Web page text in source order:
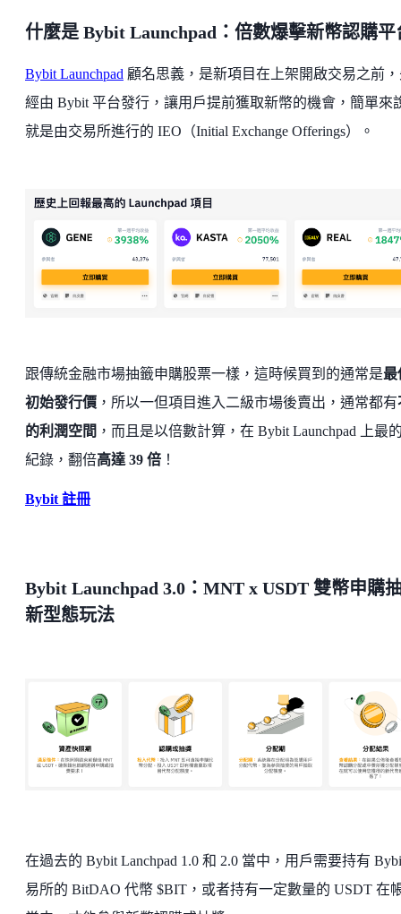
什麼是 Bybit Launchpad：倍數爆擊新幣認購平
Bybit Launchpad 顧名思義，是新項目在上架開啟交易之前
經由 Bybit 平台發行，讓用戶提前獲取新幣的機會，簡單來
就是由交易所進行的 IEO（Initial Exchange Offerings）。
跟傳統金融市場抽籤申購股票一樣，這時候買到的通常是最
初始發行價 ，所以一但項目進入二級市場後賣出，通常都有
的利潤空間 ，而且是以倍數計算，在 Bybit Launchpad 上最
紀錄，翻倍高達 39 倍 ！
Bybit 註冊
Bybit Launchpad 3.0：MNT x USDT 雙幣申購
新型態玩法
在過去的 Bybit Lanchpad 1.0 和 2.0 當中，用戶需要持有
易所的 BitDAO 代幣 $BIT，或者持有一定數量的 USDT 在